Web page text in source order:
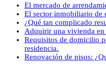
El mercado de
El sector inmobiliario de
¿Qué tan complicado
Adquirir una vivienda en
Requisitos de domicilio
residencia.
Renovación de pisos: